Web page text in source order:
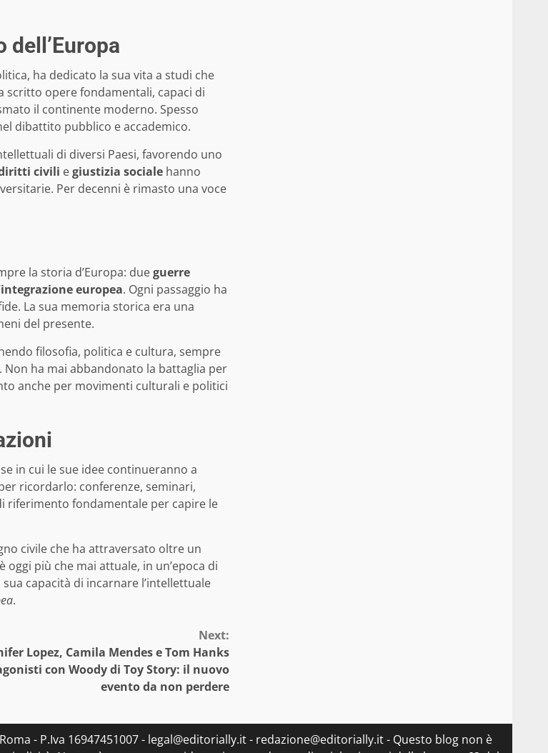
ha dedicato la sua vita a studi che
scritto opere fondamentali, capaci di
il continente moderno. Spesso
dibattito pubblico e accademico.
di diversi Paesi, favorendo uno
civili egiustizia sociale hanno
Per decenni è rimasto una voce
la storia d’Europa: dueguerre
integrazione europea. Ogni passaggio ha
La sua memoria storica era una
del presente.
filosofia, politica e cultura, sempre
ha mai abbandonato la battaglia per
anche per movimenti culturali e politici
in cui le sue idee continueranno a
ricordarlo: conferenze, seminari,
riferimento fondamentale per capire le
civile che ha attraversato oltre un
più che mai attuale, in un’epoca di
capacità di incarnare l’intellettuale
.
Next:
Lopez, Camila Mendes e Tom Hanks
con Woody di Toy Story: il nuovo
evento da non perdere
- P.Iva 16947451007 - legal@editorially.it - redazione@editorially.it - Questo blog non è